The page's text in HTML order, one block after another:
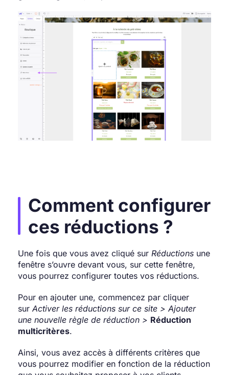
Comment configurer
ces réductions ?
Une fois que vous avez cliqué sur Réductions une
fenêtre s’ouvre devant vous, sur cette fenêtre,
vous pourrez configurer toutes vos réductions.
Pour en ajouter une, commencez par cliquer
sur Activer les réductions sur ce site > Ajouter
une nouvelle règle de réduction > Réduction
multicritères.
Ainsi, vous avez accès à différents critères que
vous pourrez modifier en fonction de la réduction